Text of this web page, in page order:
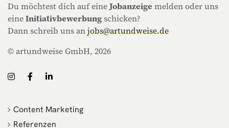
Du möchtest dich auf eineJobanzeige melden oder uns
eineInitiativbewerbungschicken?
Dann schreib uns anjobs@artundweise.de
© artundweise GmbH, 2026
Content Marketing
Referenzen